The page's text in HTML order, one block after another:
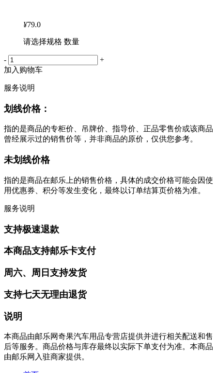
¥79.0
请选择规格 数量
-
+
加入购物车
服务说明
划线价格：
指的是商品的专柜价、吊牌价、指导价、正品零售价或该商品
曾经展示过的销售价等，并非商品的原价，仅供您参考。
未划线价格
指的是商品在邮乐上的销售价格，具体的成交价格可能会因使
用优惠券、积分等发生变化，最终以订单结算页价格为准。
服务说明
支持极速退款
本商品支持邮乐卡支付
周六、周日支持发货
支持七天无理由退货
说明
本商品由邮乐网奇果汽车用品专营店提供并进行相关配送和售
后等服务。商品价格与库存最终以实际下单支付为准。本商品
由邮乐网入驻商家提供。